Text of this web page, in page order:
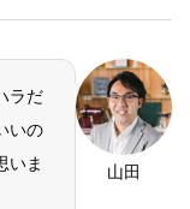
ラだ
いの
いま
山田